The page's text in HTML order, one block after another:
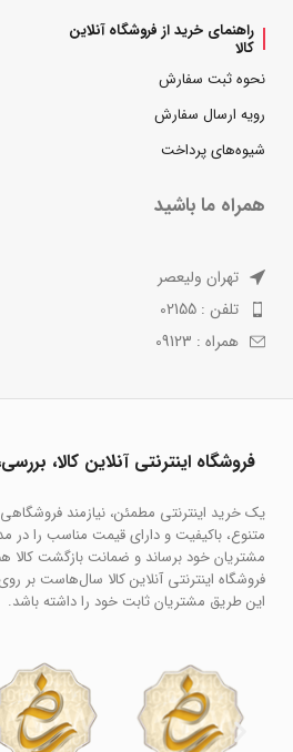
راهنمای خرید از فروشگاه آنلاین
کالا
نحوه ثبت سفارش
رویه ارسال سفارش
شیوه‌های پرداخت
همراه ما باشید
تهران ولیعصر
تلفن : 02155
همراه : 09123
فروشگاه اینترنتی آنلاین کالا،
یک خرید اینترنتی مطمئن، نیازمند
متنوع، باکیفیت و دارای قیمت مناسب را در
مشتریان خود برساند و ضمانت بازگشت کالا
فروشگاه اینترنتی آنلاین کالا سال‌هاست بر
این طریق مشتریان ثابت خود را داشته باشد.